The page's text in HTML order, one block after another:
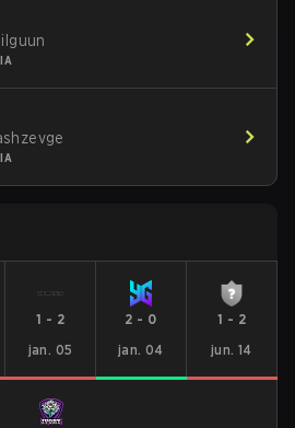
1 - 2
jan. 05
2 - 0
jan. 04
1 - 2
jun. 14